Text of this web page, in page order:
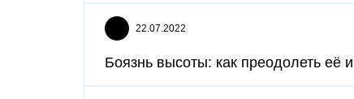
22.07.2022
Боязнь высоты: как преодолеть её